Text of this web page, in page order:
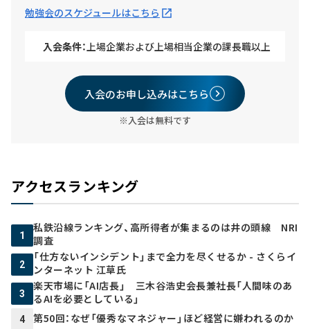
勉強会のスケジュールはこちら
入会条件：上場企業および上場相当企業の課長職以上
入会のお申し込みはこちら
※入会は無料です
アクセスランキング
1
私鉄沿線ランキング、高所得者が集まるのは井の頭線 NRI
調査
2
「仕方ないインシデント」まで全力を尽くせるか - さくらイ
ンターネット 江草氏
3
楽天市場に「AI店長」 三木谷浩史会長兼社長「人間味のあ
るAIを必要としている」
4 第50回：なぜ「優秀なマネジャー」ほど経営に嫌われるのか